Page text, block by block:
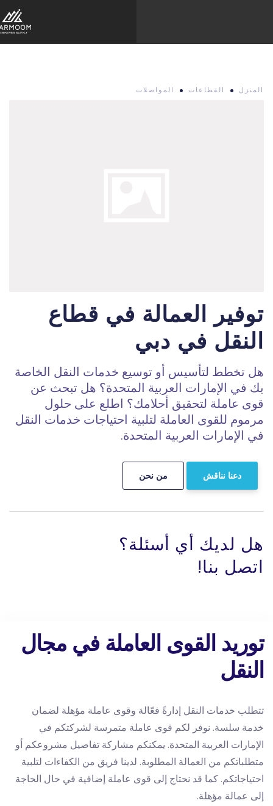
المنزل القطاعات المواصلات
توفير العمالة في قطاع
النقل في دبي
هل تخطط لتأسيس أو توسيع خدمات النقل الخاصة
بك في الإمارات العربية المتحدة؟ هل تبحث عن
قوى عاملة لتحقيق أحلامك؟ اطلع على حلول
مرموم للقوى العاملة لتلبية احتياجات خدمات النقل
في الإمارات العربية المتحدة.
دعنا نناقش من نحن
هل لديك أي أسئلة؟
اتصل بنا!
توريد القوى العاملة في مجال
النقل
تتطلب خدمات النقل إدارةً فعّالة وقوى عاملة مؤهلة لضمان
خدمة سلسة. نوفر لكم قوى عاملة متمرسة لشركتكم في
الإمارات العربية المتحدة. يمكنكم مشاركة تفاصيل مشروعكم أو
متطلباتكم من العمالة المطلوبة. لدينا فريق من الكفاءات لتلبية
احتياجاتكم. كما قد نحتاج إلى قوى عاملة إضافية في حال الحاجة
إلى عمالة مؤهلة.